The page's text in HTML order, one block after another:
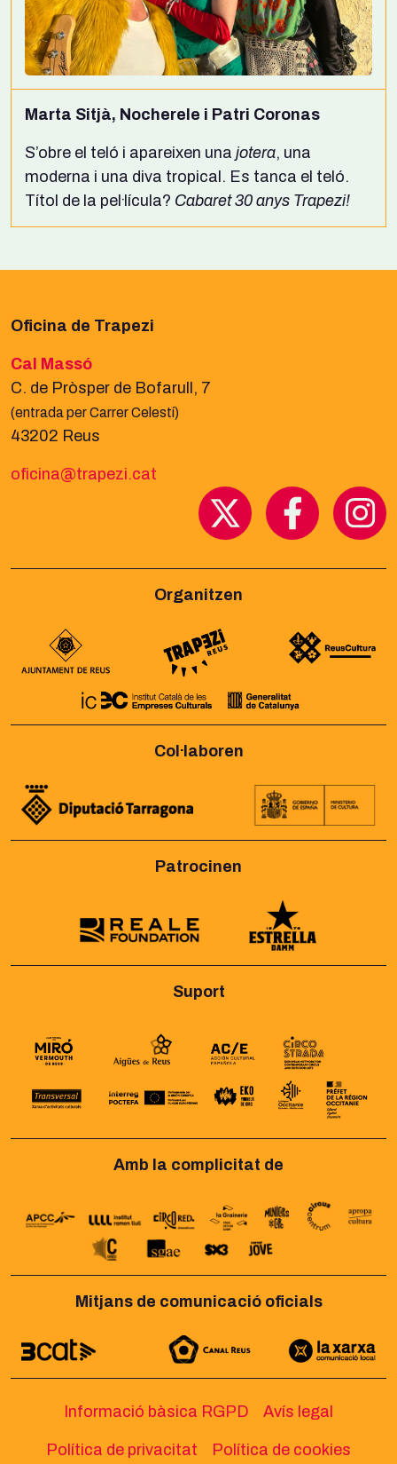
Marta Sitjà, Nocherele i Patri Coronas
S’obre el teló i apareixen una jotera, una
moderna i una diva tropical. Es tanca el teló.
Títol de la pel·lícula? Cabaret 30 anys Trapezi!
Oficina de Trapezi
Cal Massó
C. de Pròsper de Bofarull, 7
(entrada per Carrer Celestí)
43202 Reus
oficina@trapezi.cat
Organitzen
Col·laboren
Patrocinen
Suport
Amb la complicitat de
Mitjans de comunicació oficials
Informació bàsica RGPD Avís legal
Política de privacitat Política de cookies